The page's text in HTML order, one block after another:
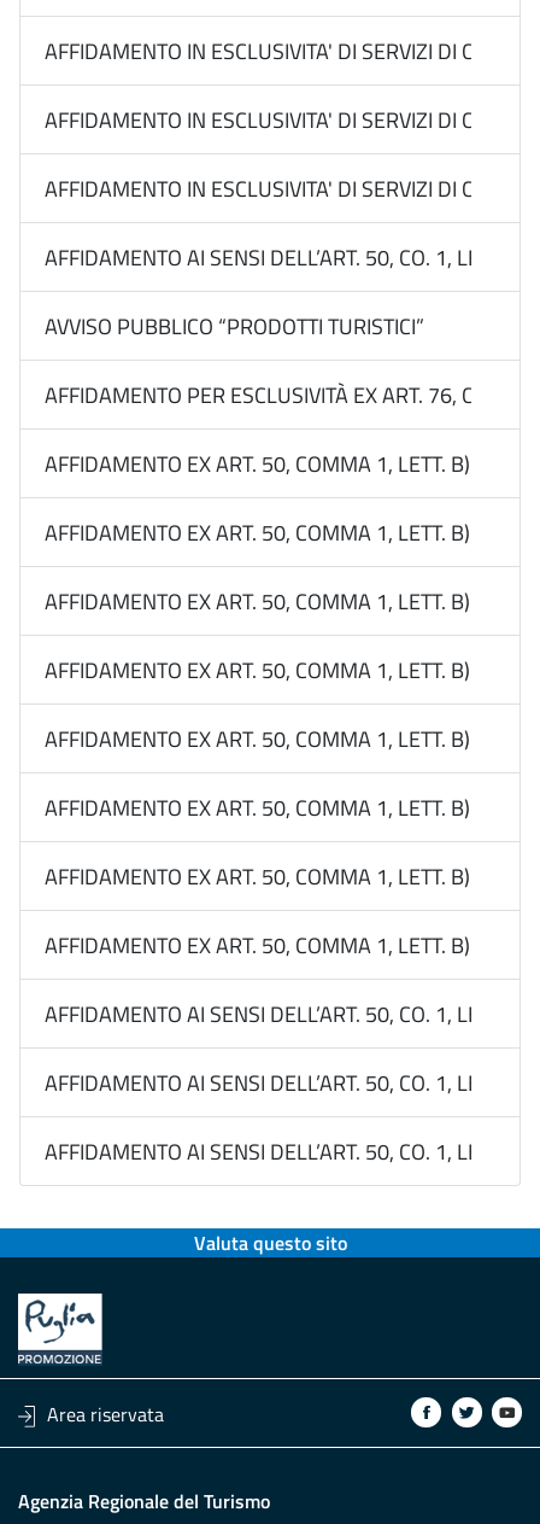
AFFIDAMENTO IN ESCLUSIVITA' DI SERVIZI DI
AFFIDAMENTO IN ESCLUSIVITA' DI SERVIZI DI
AFFIDAMENTO IN ESCLUSIVITA' DI SERVIZI DI
AFFIDAMENTO AI SENSI DELL’ART. 50, CO. 1, LETT.
AVVISO PUBBLICO “PRODOTTI TURISTICI”
AFFIDAMENTO PER ESCLUSIVITÀ EX ART. 76,
AFFIDAMENTO EX ART. 50, COMMA 1, LETT. B) DEL
AFFIDAMENTO EX ART. 50, COMMA 1, LETT. B) DEL
AFFIDAMENTO EX ART. 50, COMMA 1, LETT. B) DEL
AFFIDAMENTO EX ART. 50, COMMA 1, LETT. B) DEL
AFFIDAMENTO EX ART. 50, COMMA 1, LETT. B) DEL
AFFIDAMENTO EX ART. 50, COMMA 1, LETT. B) DEL
AFFIDAMENTO EX ART. 50, COMMA 1, LETT. B) DEL
AFFIDAMENTO EX ART. 50, COMMA 1, LETT. B) DEL
AFFIDAMENTO AI SENSI DELL’ART. 50, CO. 1, LETT.
AFFIDAMENTO AI SENSI DELL’ART. 50, CO. 1, LETT.
AFFIDAMENTO AI SENSI DELL’ART. 50, CO. 1, LETT.
Valuta questo sito
Area riservata
Agenzia Regionale del Turismo